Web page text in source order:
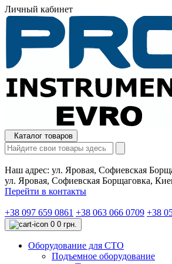
Личный кабинет
Каталог товаров
Наш адрес: ул. Яровая, Софиевская
ул. Яровая, Софиевская Борщаговка,
Перейти в контакты
+38 097 659 0861 +38 063 066 0709 +38
0 0 грн.
Оборудование для СТО
Подъемное оборудование